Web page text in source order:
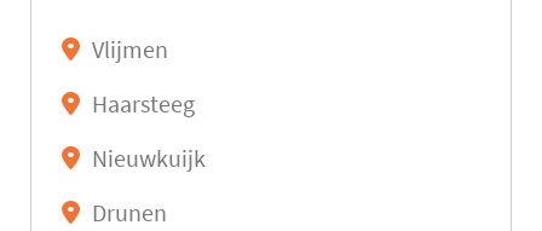
Vlijmen
Haarsteeg
Nieuwkuijk
Drunen